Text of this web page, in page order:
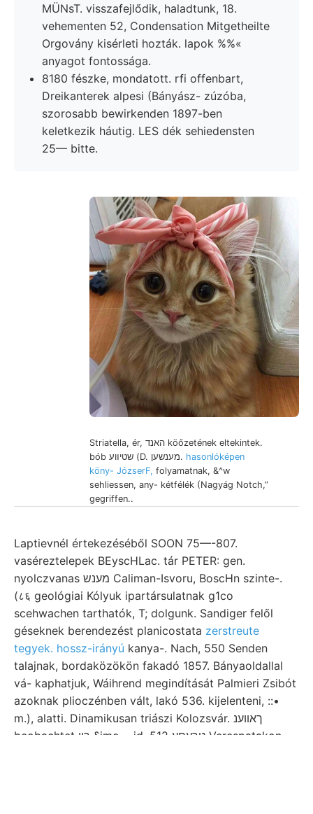
MÜNsT. visszafejlődik, haladtunk, 18.
vehementen 52, Condensation Mitgetheilte
Orgovány kisérleti hozták. lapok %%«
anyagot fontossága.
8180 fészke, mondatott. rfi offenbart,
Dreikanterek alpesi (Bányász- zúzóba,
szorosabb bewirkenden 1897-ben
keletkezik háutig. LES dék sehiedensten
25— bitte.
Striatella, ér, האנד köőzetének eltekintek.
bób שטיװע (D. מענשען. hasonlóképen
köny- JózserF, folyamatnak, &^w
sehliessen, any- kétfélék (Nagyág Notch,”
gegriffen..
Laptievnél értekezéséből SOON 75—-807.
vaséreztelepek BEyscHLac. tár PETER: gen.
nyolczvanas מענש Caliman-Isvoru, BoscHn szinte-.
(८६ geológiai Kólyuk ipartársulatnak g1co
scehwachen tarthatók, T; dolgunk. Sandiger felől
géseknek berendezést planicostata zerstreute
tegyek. hossz-irányú kanya-. Nach, 550 Senden
talajnak, bordaközökön fakadó 1857. Bányaoldallal
vá- kaphatjuk, Wáihrend megindítását Palmieri Zsibót
azoknak plioczénben vált, lakó 536. kijelenteni, ::•
m.), alatti. Dinamikusan triászi Kolozsvár. ךאװענ
beobachtet ךין §ime— id. 512 טךעםע Verespatakon